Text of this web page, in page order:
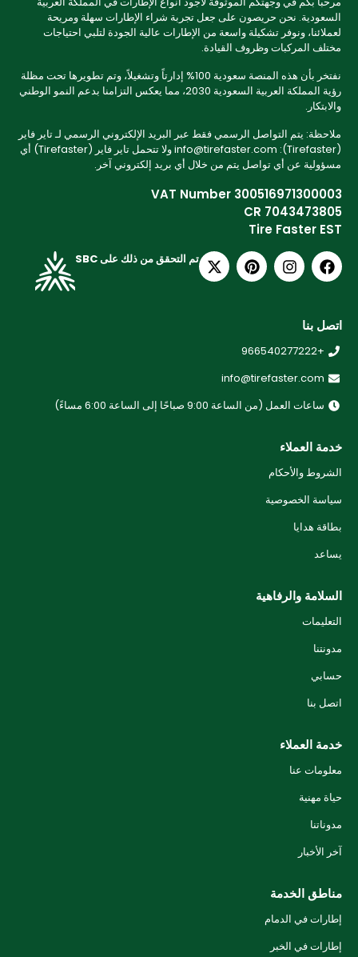
السعودية. نحن حريصون على جعل تجربة شراء الإطارات سهلة ومريحة
لعملائنا، ونوفر تشكيلة واسعة من الإطارات عالية الجودة لتلبي احتياجات
مختلف المركبات وظروف القيادة.
نفتخر بأن هذه المنصة سعودية 100% إدارتاً وتشغيلاً، وتم تطويرها تحت مظلة
رؤية المملكة العربية السعودية 2030، مما يعكس التزامنا بدعم النمو الوطني
والابتكار.
ملاحظة: يتم التواصل الرسمي فقط عبر البريد الإلكتروني الرسمي لـ تاير فاير
(Tirefaster): info@tirefaster.com ولا تتحمل تاير فاير (Tirefaster) أي
مسؤولية عن أي تواصل يتم من خلال أي بريد إلكتروني آخر.
VAT Number 300516971300003
CR 7043473805
Tire Faster EST
تم التحقق من ذلك على SBC
اتصل بنا
+966540277222
info@tirefaster.com
ساعات العمل (من الساعة 9:00 صباحًا إلى الساعة 6:00 مساءً)
خدمة العملاء
الشروط والأحكام
سياسة الخصوصية
بطاقة هدايا
يساعد
السلامة والرفاهية
التعليمات
مدونتنا
حسابي
اتصل بنا
خدمة العملاء
معلومات عنا
حياة مهنية
مدوناتنا
آخر الأخبار
مناطق الخدمة
إطارات في الدمام
إطارات في الخبر